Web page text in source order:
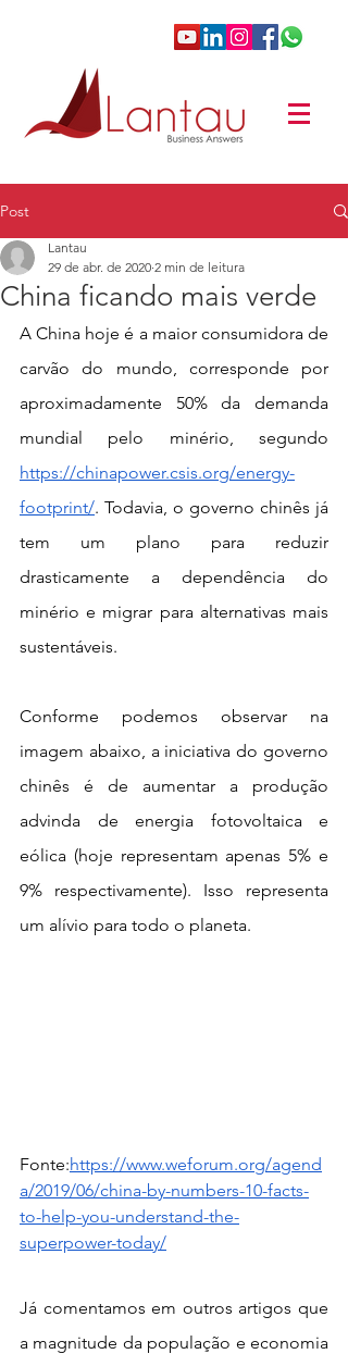
Post
China ficando mais verde
Lantau
29 de abr. de 2020 2 min de leitura
A China hoje é a maior consumidora de
carvão do mundo, corresponde por
aproximadamente 50% da demanda
https://chinapower.csis.org/energy-
footprint/. Todavia, o governo chinês já
tem um plano para reduzir
drasticamente a dependência do
minério e migrar para alternativas mais
sustentáveis.
Conforme podemos observar na
imagem abaixo, a iniciativa do governo
chinês é de aumentar a produção
advinda de energia fotovoltaica e
eólica (hoje representam apenas 5% e
9% respectivamente). Isso representa
um alívio para todo o planeta.
Fonte:https://www.weforum.org/agend
a/2019/06/china-by-numbers-10-facts-
to-help-you-understand-the-
superpower-today/
Já comentamos em outros artigos que
a magnitude da população e economia